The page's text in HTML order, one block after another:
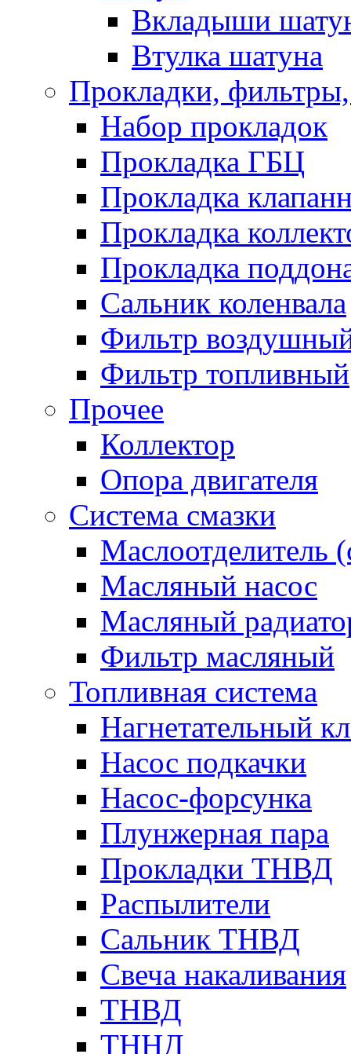
Вкладыши
Втулка шатуна
Прокладки,
Набор прокладок
Прокладка ГБЦ
Прокладка
Прокладка
Прокладка
Сальник коленвала
Фильтр
Фильтр топливный
Прочее
Коллектор
Опора двигателя
Система смазки
Маслоотделитель
Масляный насос
Масляный
Фильтр масляный
Топливная система
Нагнетательный
Насос подкачки
Насос-форсунка
Плунжерная пара
Прокладки ТНВД
Распылители
Сальник ТНВД
Свеча накаливания
ТНВД
ТННД